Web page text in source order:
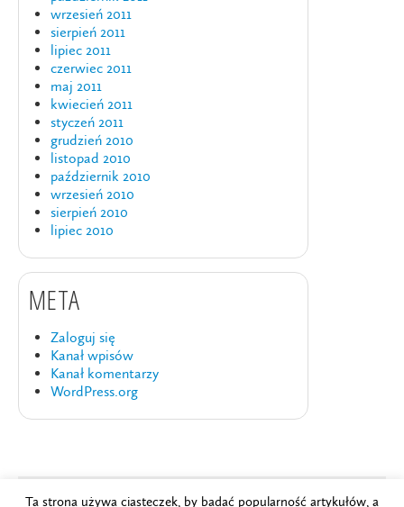
wrzesień 2011
sierpień 2011
lipiec 2011
czerwiec 2011
maj 2011
kwiecień 2011
styczeń 2011
grudzień 2010
listopad 2010
październik 2010
wrzesień 2010
sierpień 2010
lipiec 2010
META
Zaloguj się
Kanał wpisów
Kanał komentarzy
WordPress.org
Ta strona używa ciasteczek, by badać popularność artykułów, a